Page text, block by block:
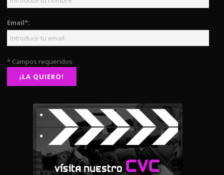
Email*:
* Campos requeridos